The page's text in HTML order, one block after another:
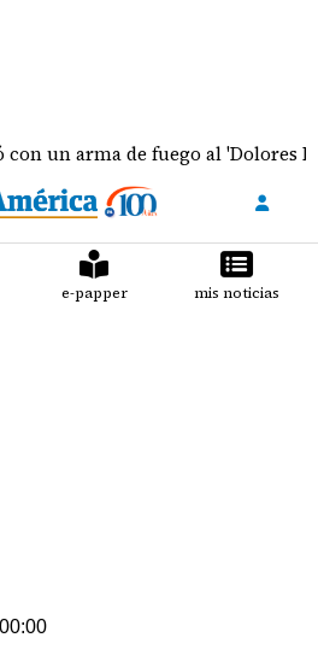
un arma de fuego al 'Dolores
e-papper mis noticias